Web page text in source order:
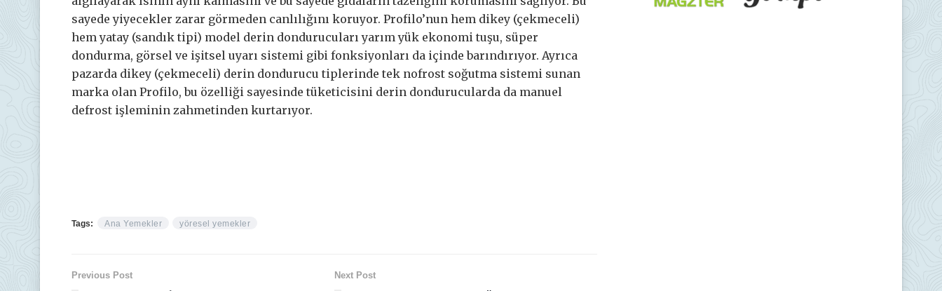
sayede yiyecekler zarar görmeden canlılığını koruyor. Profilo’nun hem dikey (çekmeceli)
hem yatay (sandık tipi) model derin dondurucuları yarım yük ekonomi tuşu, süper
dondurma, görsel ve işitsel uyarı sistemi gibi fonksiyonları da içinde barındırıyor. Ayrıca
pazarda dikey (çekmeceli) derin dondurucu tiplerinde tek nofrost soğutma sistemi sunan
marka olan Profilo, bu özelliği sayesinde tüketicisini derin dondurucularda da manuel
defrost işleminin zahmetinden kurtarıyor.
Tags: Ana Yemekler yöresel yemekler
Previous Post Next Post